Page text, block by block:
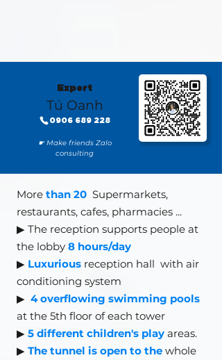
Expert
Tú Oanh
0906 689 228
☛ Make friends Zalo
consulting
More than 20 Supermarkets,
restaurants, cafes, pharmacies ...
▶ The reception supports people at
the lobby 8 hours/day
▶ Luxurious reception hall with air
conditioning system
▶ 4 overflowing swimming pools
at the 5th floor of each tower
▶ 5 different children's play areas.
▶ The tunnel is open to the whole